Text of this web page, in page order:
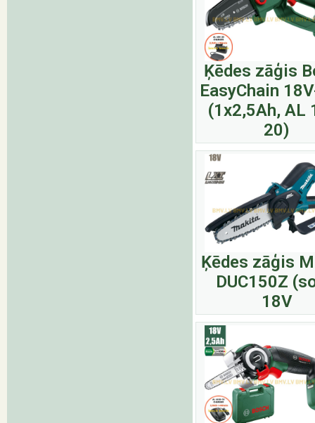
Ķēdes zāģis
EasyChain
(1x2,5Ah, AL
20)
Ķēdes zāģis
DUC150Z
18V